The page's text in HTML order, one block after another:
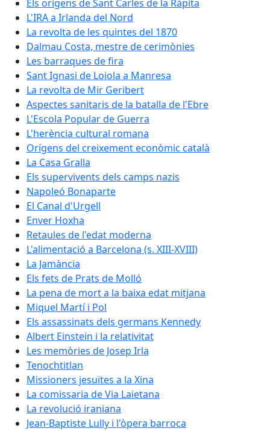
Els orígens de Sant Carles de la Ràpita
L'IRA a Irlanda del Nord
La revolta de les quintes del 1870
Dalmau Costa, mestre de cerimònies
Les barraques de fira
Sant Ignasi de Loiola a Manresa
La revolta de Mir Geribert
Aspectes sanitaris de la batalla de l'Ebre
L'Escola Popular de Guerra
L'herència cultural romana
Orígens del creixement econòmic català
La Casa Gralla
Els supervivents dels camps nazis
Napoleó Bonaparte
El Canal d'Urgell
Enver Hoxha
Retaules de l'edat moderna
L'alimentació a Barcelona (s. XIII-XVIII)
La Jamància
Els fets de Prats de Molló
La pena de mort a la baixa edat mitjana
Miquel Martí i Pol
Els assassinats dels germans Kennedy
Albert Einstein i la relativitat
Les memòries de Josep Irla
Tenochtitlan
Missioners jesuïtes a la Xina
La comissaria de Via Laietana
La revolució iraniana
Jean-Baptiste Lully i l'òpera barroca